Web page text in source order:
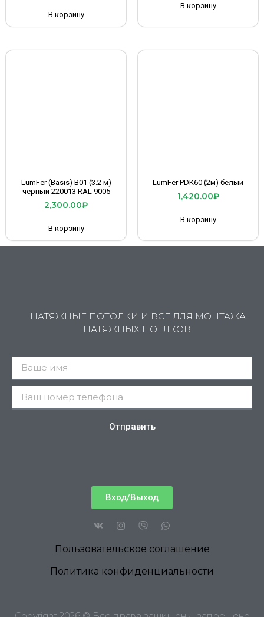
В корзину
В корзину
LumFer (Basis) B01 (3.2 м)
черный 220013 RAL 9005
2,300.00₽
В корзину
LumFer PDK60 (2м) белый
1,420.00₽
В корзину
НАТЯЖНЫЕ ПОТОЛКИ И ВСЁ ДЛЯ МОНТАЖА
НАТЯЖНЫХ ПОТЛКОВ
Отправить
Вход/Выход
Пользовательское соглашение
Политика конфиденциальности